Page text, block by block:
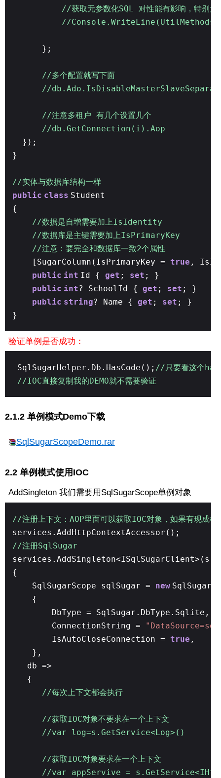
//获取无参数化SQL 对性能有影响，特别大
//
};
//多个配置就写下面
//
//注意多租户 有几个设置几个
//db.GetConnection(i).Aop
});
}
//实体与数据库结构一样
public class Student
{
//数据是自增需要加上IsIdentity
//数据库是主键需要加上IsPrimaryKey
//注意：要完全和数据库一致2个属性
[SugarColumn(IsPrimaryKey = true ,
public int Id { get ; set ; }
public int? SchoolId { get ; set ; }
public string? Name { get ; set ; }
}
验证单例是否成功：
SqlSugarHelper.Db.HasCode(); //只要看这个
//IOC直接复制我的DEMO就不需要验证
2.1.2 单例模式Demo下载
SqlSugarScopeDemo.rar
2.2 单例模式使用IOC
AddSingleton 我们需要用SqlSugarScope单例对象
//注册上下文：AOP里面可以获取IOC对象，如果有现成
services.AddHttpContextAccessor();
//注册SqlSugar
services.AddSingleton<ISqlSugarClient>(s
{
SqlSugarScope sqlSugar = new
{
DbType = SqlSugar.DbType.Sqlite,
ConnectionString =
IsAutoCloseConnection = true ,
},
db =>
{
//每次上下文都会执行
//获取IOC对象不要求在一个上下文
//var log=s.GetService<Log>()
//获取IOC对象要求在一个上下文
//var appServive =